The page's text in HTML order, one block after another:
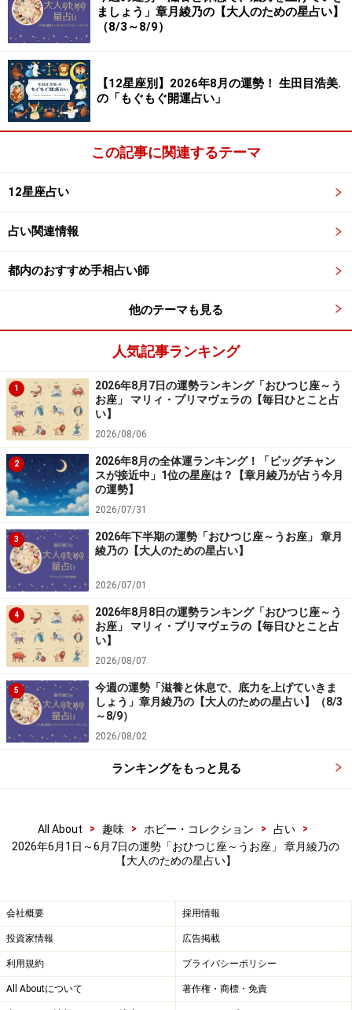
オフは、室内にツキが。自宅でゴロゴロも、いい休息
に。
愛は、家庭的なサービスを。
＞2026年6月の運勢ランキング！ 1位に輝くのはどの星
座!?
おうし座／牡牛座（4月20日～5月20日生ま
れ）
狭く深く、
自分ファーストで。
あれもこれもと欲張るよりも、自分の好きなこと、気に
なることを追いかけたい気持ちが強くなるはず。
今週は、自分本位でいいみたい。守備範囲を絞って、独
創性豊かな世界を確立していきましょう。勉強や趣味、
推し活など、マニアックに追いかけることで、特別な発
見や気付きがありそう。仕事も専門性を高めて。たと
え、事務の仕事やレジ打ち作業でも、あなたなりの工夫
の余地がありそうです。
オフは、都会的なスポットへ。洗練されたデザインな
ど、いい刺激を受けられそう。
愛は、マメな連絡が円満の秘訣（ひけつ）。
＞2026年6月の運勢ランキング！ 1位に輝くのはどの星
座!?
ふたご座／双子座（5月21日～6月21日生ま
見えないバリアで、
境界線を引きましょう。
ゆきの自分と中の人を明確に分けていくのです。人気と
活気、勢いがあるため、「やっちゃう？」「行っちゃ
う？」でどんどん話が進んでいき、公私の分け目が消え
やすいのです。しかしそうすると、簡単にあなた自身が
消費されてしまって、1週間の終わりにはクタクタの抜
ましょう」章月綾乃の【大人のための星占い】
（8/3～8/9）
【12星座別】2026年8月の運勢！ 生田目浩美.
の「もぐもぐ開運占い」
この記事に関連するテーマ
12星座占い
占い関連情報
都内のおすすめ手相占い師
他のテーマも見る
人気記事ランキング
1
2026年8月7日の運勢ランキング「おひつじ座～う
お座」 マリィ・プリマヴェラの【毎日ひとこと占
い】
2026/08/06
2
2026年8月の全体運ランキング！「ビッグチャン
スが接近中」1位の星座は？【章月綾乃が占う今月
の運勢】
2026/07/31
3
2026年下半期の運勢「おひつじ座～うお座」 章月
綾乃の【大人のための星占い】
2026/07/01
4
2026年8月8日の運勢ランキング「おひつじ座～う
お座」 マリィ・プリマヴェラの【毎日ひとこと占
い】
2026/08/07
5
今週の運勢「滋養と休息で、底力を上げていきま
しょう」章月綾乃の【大人のための星占い】（8/3
～8/9）
2026/08/02
ランキングをもっと見る
All About > 趣味 > ホビー・コレクション > 占い
>
2026年6月1日～6月7日の運勢「おひつじ座～うお座」 章月綾乃の
【大人のための星占い】
会社概要 採用情報
投資家情報 広告掲載
利用規約 プライバシーポリシー
All Aboutについて 著作権・商標・免責